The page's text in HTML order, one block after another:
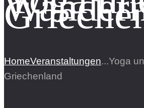
HomeVeranstaltungen...Yoga
Griechenland